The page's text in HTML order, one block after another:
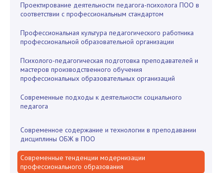
Проектирование деятельности педагога-психолога ПОО в
соответствии с профессиональным стандартом
Профессиональная культура педагогического работника
профессиональной образовательной организации
Психолого-педагогическая подготовка преподавателей и
мастеров производственного обучения
профессиональных образовательных организаций
Современные подходы к деятельности социального
педагога
Современное содержание и технологии в преподавании
дисциплины ОБЖ в ПОО
Современные тенденции модернизации
профессионального образования